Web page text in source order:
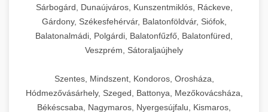
Sárbogárd, Dunaújváros, Kunszentmiklós, Ráckeve,
Gárdony, Székesfehérvár, Balatonföldvár, Siófok,
Balatonalmádi, Polgárdi, Balatonfűzfő, Balatonfüred,
Veszprém, Sátoraljaújhely
Szentes, Mindszent, Kondoros, Orosháza,
Hódmezővásárhely, Szeged, Battonya, Mezőkovácsháza,
Békéscsaba, Nagymaros, Nyergesújfalu, Kismaros,